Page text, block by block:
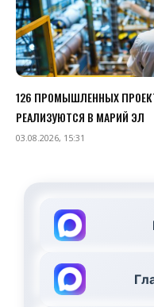
126 ПРОМЫШЛЕННЫХ
РЕАЛИЗУЮТСЯ В МАРИЙ ЭЛ
03.08.2026, 15:31